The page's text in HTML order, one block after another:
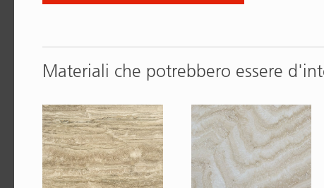
Materiali che potrebbero essere